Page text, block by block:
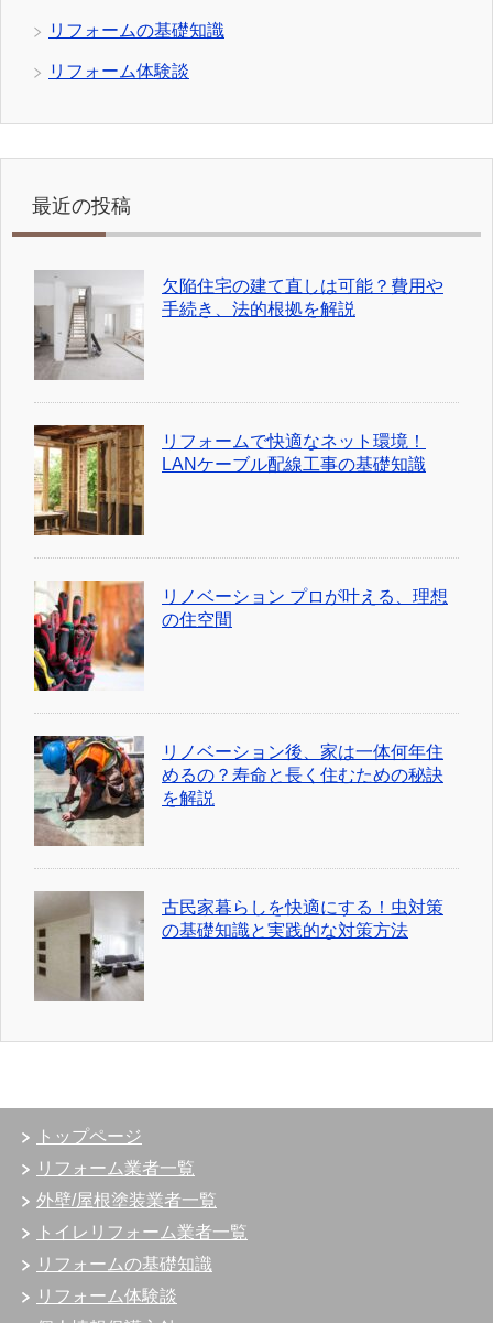
リフォームの基礎知識
リフォーム体験談
最近の投稿
欠陥住宅の建て直しは可能？費用や
手続き、法的根拠を解説
リフォームで快適なネット環境！
LANケーブル配線工事の基礎知識
リノベーション プロが叶える、理想
の住空間
リノベーション後、家は一体何年住
めるの？寿命と長く住むための秘訣
を解説
古民家暮らしを快適にする！虫対策
の基礎知識と実践的な対策方法
トップページ
リフォーム業者一覧
外壁/屋根塗装業者一覧
トイレリフォーム業者一覧
リフォームの基礎知識
リフォーム体験談